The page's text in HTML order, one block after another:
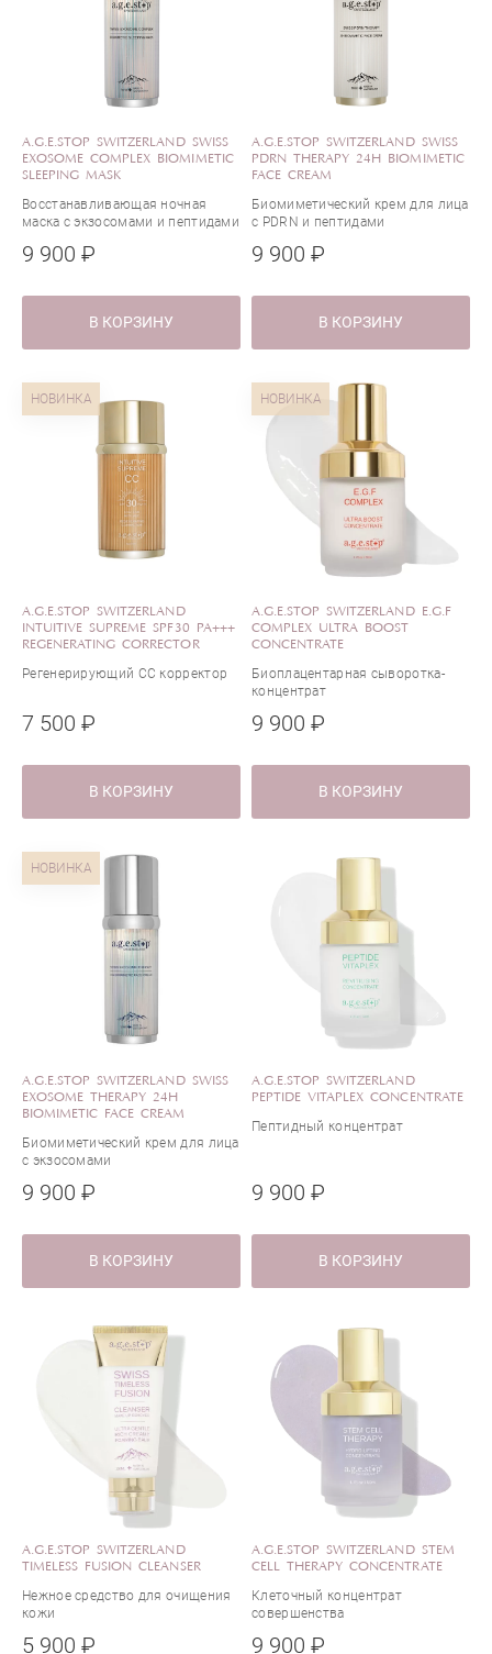
A.G.E.STOP SWITZERLAND SWISS
EXOSOME COMPLEX BIOMIMETIC
SLEEPING MASK
Восстанавливающая ночная
маска с экзосомами и пептидами
9 900 ₽
В КОРЗИНУ
A.G.E.STOP SWITZERLAND SWISS
PDRN THERAPY 24H BIOMIMETIC
FACE CREAM
Биомиметический крем для лица
с PDRN и пептидами
9 900 ₽
В КОРЗИНУ
НОВИНКА
A.G.E.STOP SWITZERLAND
INTUITIVE SUPREME SPF30 PA+++
REGENERATING CORRECTOR
Регенерирующий CC корректор
7 500 ₽
В КОРЗИНУ
НОВИНКА
A.G.E.STOP SWITZERLAND E.G.F
COMPLEX ULTRA BOOST
CONCENTRATE
Биоплацентарная сыворотка-
концентрат
9 900 ₽
В КОРЗИНУ
НОВИНКА
A.G.E.STOP SWITZERLAND SWISS
EXOSOME THERAPY 24H
BIOMIMETIC FACE CREAM
Биомиметический крем для лица
с экзосомами
9 900 ₽
В КОРЗИНУ
A.G.E.STOP SWITZERLAND
PEPTIDE VITAPLEX CONCENTRATE
Пептидный концентрат
9 900 ₽
В КОРЗИНУ
A.G.E.STOP SWITZERLAND
TIMELESS FUSION CLEANSER
Нежное средство для очищения
кожи
5 900 ₽
A.G.E.STOP SWITZERLAND STEM
CELL THERAPY CONCENTRATE
Клеточный концентрат
совершенства
9 900 ₽